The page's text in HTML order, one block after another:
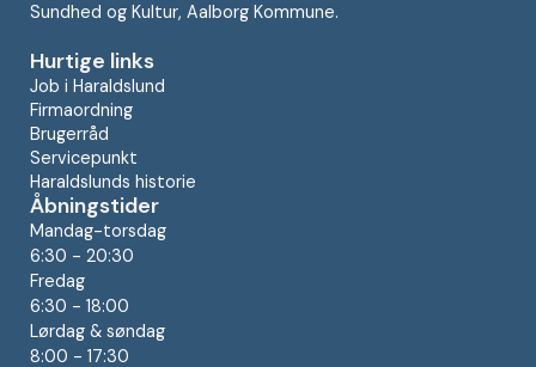
Sundhed og Kultur, Aalborg Kommune.
Hurtige links
Job i Haraldslund
Firmaordning
Brugerråd
Servicepunkt
Haraldslunds historie
Åbningstider
Mandag-torsdag
6:30 - 20:30
Fredag
6:30 - 18:00
Lørdag & søndag
8:00 - 17:30